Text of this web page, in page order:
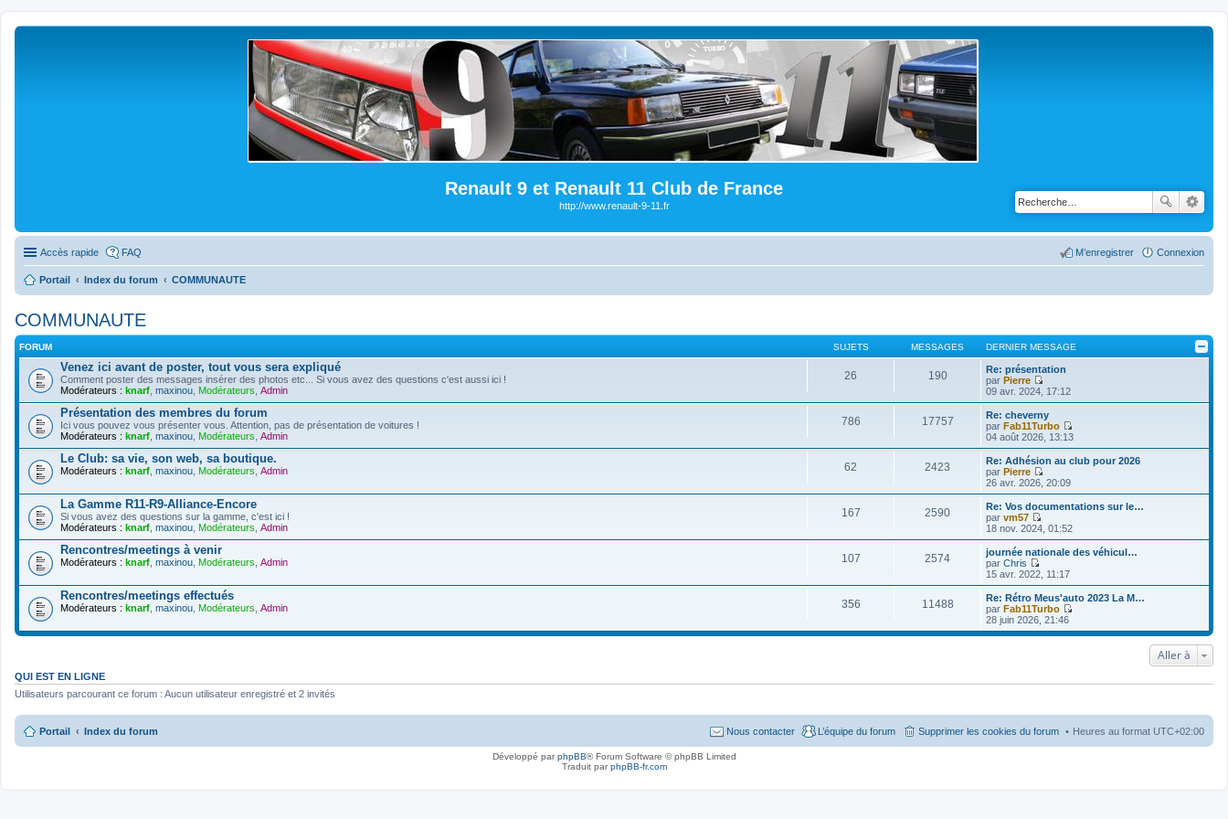
Renault 9 et Renault 11 Club de France
http://www.renault-9-11.fr
Accès rapide FAQ Connexion
M’enregistrer
Portail Index du forum COMMUNAUTE
COMMUNAUTE
FORUM SUJETS MESSAGES DERNIER MESSAGE
Venez ici avant de poster, tout vous sera expliqué
Comment poster des messages insérer des photos etc... Si vous avez des questions c'est aussi ici !
Modérateurs : knarf maxinou Modérateurs Admin
26 190
Re: présentation
par Pierre
V
o
i
r
l
e
e
n
e
m
e
s
a
g
e
09 avr. 2024, 17:12
Présentation des membres du forum
Ici vous pouvez vous présenter vous. Attention, pas de présentation de voitures !
Modérateurs : knarf maxinou Modérateurs Admin
786 17757
Re: cheverny
par Fab11Turbo
V
o
i
r
e
e
e
s
g
04 août 2026, 13:13
Le Club: sa vie, son web, sa boutique.
Modérateurs : knarf maxinou Modérateurs Admin 62 2423
Re: Adhésion au club pour 2026
par Pierre
V
o
i
r
e
e
n
e
r
m
e
26 avr. 2026, 20:09
La Gamme R11-R9-Alliance-Encore
Si vous avez des questions sur la gamme, c'est ici !
Modérateurs : knarf maxinou Modérateurs Admin
167 2590
Re: Vos documentations sur le…
par vm57
o
i
r
e
d
e
r
n
i
a
e
18 nov. 2024, 01:52
Rencontres/meetings à venir
Modérateurs : knarf maxinou Modérateurs Admin 107 2574
journée nationale des véhicul…
par Chris
V
o
i
r
l
e
d
i
m
s
s
15 avr. 2022, 11:17
Rencontres/meetings effectués
Modérateurs : knarf maxinou Modérateurs Admin 356 11488
Re: Rétro Meus'auto 2023 La M…
par Fab11Turbo
o
i
d
n
i
e
r
s
28 juin 2026, 21:46
Aller à
QUI EST EN LIGNE
Utilisateurs parcourant ce forum : Aucun utilisateur enregistré et 2 invités
Portail Index du forum Heures au format UTC+02:00
Supprimer les cookies du forum
L’équipe du forum
Nous contacter
Développé parphpBB® Forum Software © phpBB Limited
Traduit parphpBB-fr.com